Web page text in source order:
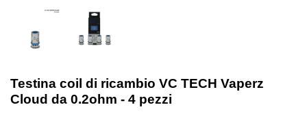
Testina coil di ricambio VC TECH Vaperz
Cloud da 0.2ohm - 4 pezzi